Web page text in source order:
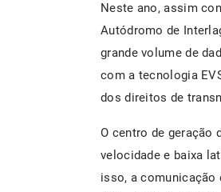
Neste ano, assim
Autódromo de
grande volume de
com a tecnologia
dos direitos de
O centro de geração
velocidade e baixa
isso, a comunicação